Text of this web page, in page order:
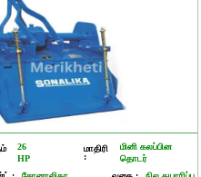
26
HP
மாதிரி
:
மினி கலப்பின
தொடர்